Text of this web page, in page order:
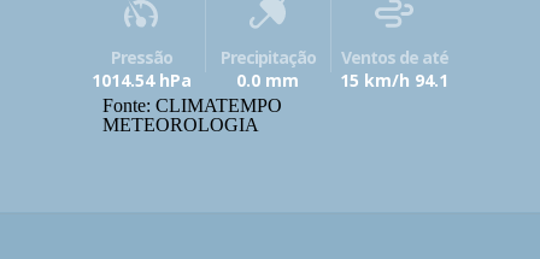
Pressão
1014.54 hPa
Precipitação
0.0 mm
Ventos de até
15 km/h 94.1
Fonte: CLIMATEMPO
METEOROLOGIA